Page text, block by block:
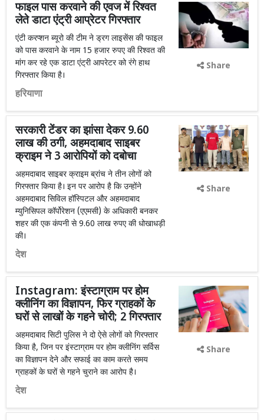
फाइल पास करवाने की एवज में रिश्वत
लेते डाटा एंट्री आप्रेटर गिरफ्तार
एंटी करप्शन ब्यूरो की टीम ने ड्रग लाइसेंस की फाइल
को पास करवाने के नाम 15 हजार रुपए की रिश्वत की
मांग कर रहे एक डाटा एंट्री आपरेटर को रंगे हाथ
गिरफ्तार किया है।
हरियाणा
Share
सरकारी टेंडर का झांसा देकर 9.60
लाख की ठगी, अहमदाबाद साइबर
क्राइम ने 3 आरोपियों को दबोचा
अहमदाबाद साइबर क्राइम ब्रांच ने तीन लोगों को
गिरफ्तार किया है। इन पर आरोप है कि उन्होंने
अहमदाबाद सिविल हॉस्पिटल और अहमदाबाद
म्युनिसिपल कॉर्पोरेशन (एएमसी) के अधिकारी बनकर
शहर की एक कंपनी से 9.60 लाख रुपए की धोखाधड़ी
की।
देश
Share
Instagram: इंस्टाग्राम पर होम
क्लीनिंग का विज्ञापन, फिर ग्राहकों के
घरों से लाखों के गहने चोरी; 2 गिरफ्तार
अहमदाबाद सिटी पुलिस ने दो ऐसे लोगों को गिरफ्तार
किया है, जिन पर इंस्टाग्राम पर होम क्लीनिंग सर्विस
का विज्ञापन देने और सफाई का काम करते समय
ग्राहकों के घरों से गहने चुराने का आरोप है।
देश
Share